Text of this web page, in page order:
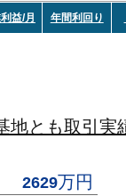
益/月 年間利回り
地とも取引実
2629万円